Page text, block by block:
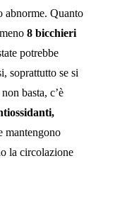
abnorme. Quanto
8 bicchieri
potrebbe
soprattutto se si
basta, c’è
mantengono
la circolazione